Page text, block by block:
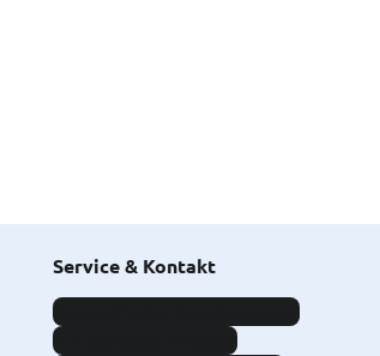
Service & Kontakt
Kostenfreies Kundenportal
Kfz-Schaden melden